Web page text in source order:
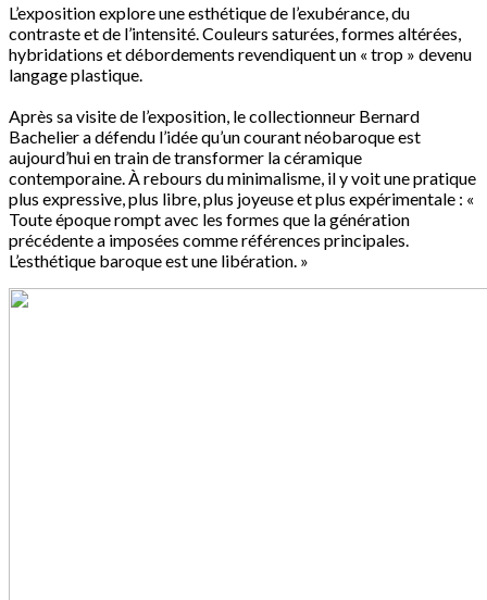
L’exposition explore une esthétique de l’exubérance, du
contraste et de l’intensité. Couleurs saturées, formes altérées,
hybridations et débordements revendiquent un « trop » devenu
langage plastique.
Après sa visite de l’exposition, le collectionneur Bernard
Bachelier a défendu l’idée qu’un courant néobaroque est
aujourd’hui en train de transformer la céramique
contemporaine. À rebours du minimalisme, il y voit une pratique
plus expressive, plus libre, plus joyeuse et plus expérimentale : «
Toute époque rompt avec les formes que la génération
précédente a imposées comme références principales.
L’esthétique baroque est une libération. »